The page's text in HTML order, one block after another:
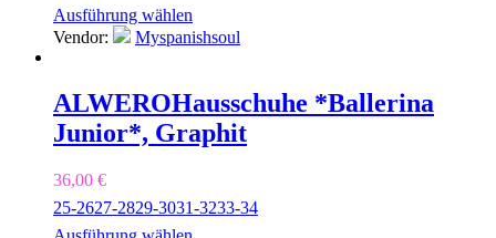
Ausführung wählen
Vendor:
Myspanishsoul
ALWEROHausschuhe *Ballerina
Junior*, Graphit
36,00 €
25-2627-2829-3031-3233-34